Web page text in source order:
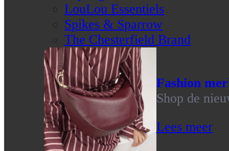
LouLou Essentiels
Spikes & Sparrow
The Chesterfield Brand
Fashion
Shop de
Lees meer